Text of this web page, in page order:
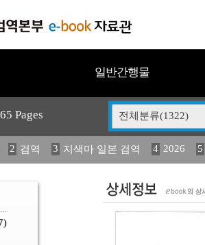
일반간행물
Pages 전체분류(1322)
2 검역 3 지색마 일본 검역 4 2026
5
12 중독성 식물 도감 13 媛 異 14